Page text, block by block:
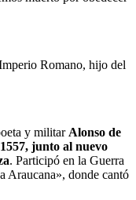
Romano, hijo del
y militar Alonso de
junto al nuevo
. Participó en la Guerra
Araucana», donde cantó